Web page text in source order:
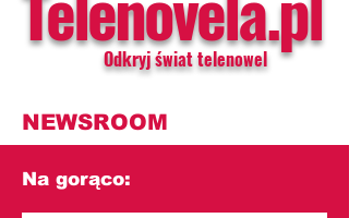
Odkryj świat telenowel
NEWSROOM
Na gorąco: